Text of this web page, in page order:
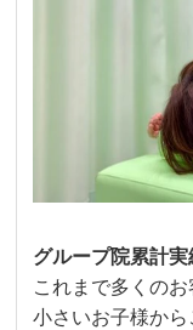
グループ院累計実
これまで多くのお
小さいお子様か